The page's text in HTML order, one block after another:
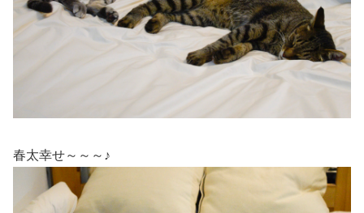
春太幸せ～～～♪